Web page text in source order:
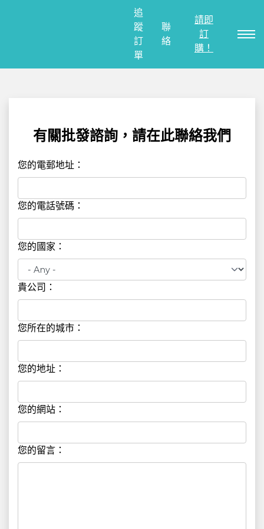
追
蹤
訂
單
聯
絡
請即
訂
購！
有關批發諮詢，請在此聯絡我們
您的電郵地址：
您的電話號碼：
您的國家：
貴公司：
您所在的城市：
您的地址：
您的網站：
您的留言：